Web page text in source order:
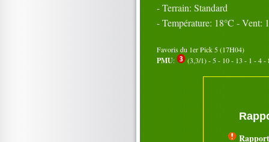
- Terrain: Standard
- Température: 18°C - Vent:
Favoris du 1er Pick 5 (17H04)
PMU: (3,3/1) - 5 - 10 - 13 - 1 - 4 -